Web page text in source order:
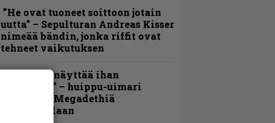
”He ovat tuoneet soittoon jotain
uutta” – Sepulturan Andreas Kisser
nimeää bändin, jonka riffit ovat
tehneet vaikutuksen
”Mitalini näyttää ihan
plektralta” – huippu-uimari
jamittelee Megadethiä
palkinnollaan